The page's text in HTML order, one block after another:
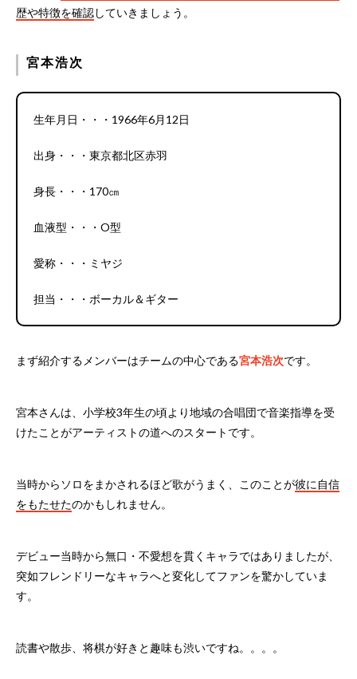
歴や特徴を確認していきましょう。
宮本浩次
生年月日・・・1966年6月12日
出身・・・東京都北区赤羽
身長・・・170㎝
血液型・・・O型
愛称・・・ミヤジ
担当・・・ボーカル＆ギター
まず紹介するメンバーはチームの中心である宮本浩次です。
宮本さんは、小学校3年生の頃より地域の合唱団で音楽指導を受
けたことがアーティストの道へのスタートです。
当時からソロをまかされるほど歌がうまく、このことが彼に自信
をもたせたのかもしれません。
デビュー当時から無口・不愛想を貫くキャラではありましたが、
突如フレンドリーなキャラへと変化してファンを驚かしていま
す。
読書や散歩、将棋が好きと趣味も渋いですね。。。。